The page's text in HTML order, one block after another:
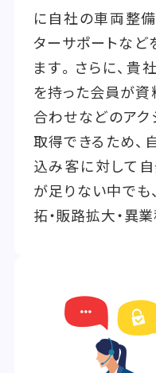
に自社の車両整
ターサポートなど
ます。さらに、貴
を持った会員が資
合わせなどのアク
取得できるため、
込み客に対して
が足りない中でも
拓・販路拡大・異